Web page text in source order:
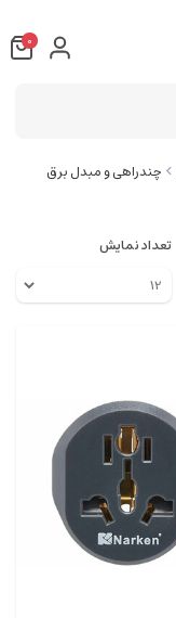
چندراهی و مبدل برق
تعداد نمایش
0